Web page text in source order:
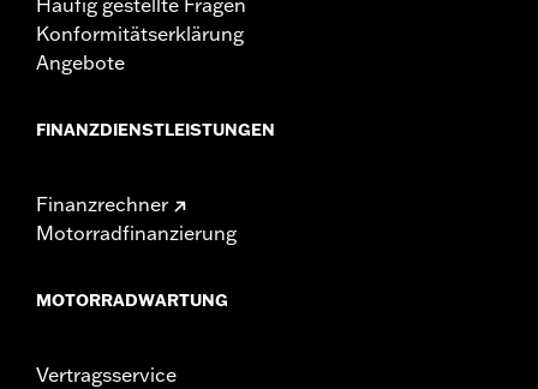
Konformitätserklärung
Angebote
FINANZDIENSTLEISTUNGEN
Finanzrechner
Motorradfinanzierung
MOTORRADWARTUNG
Vertragsservice